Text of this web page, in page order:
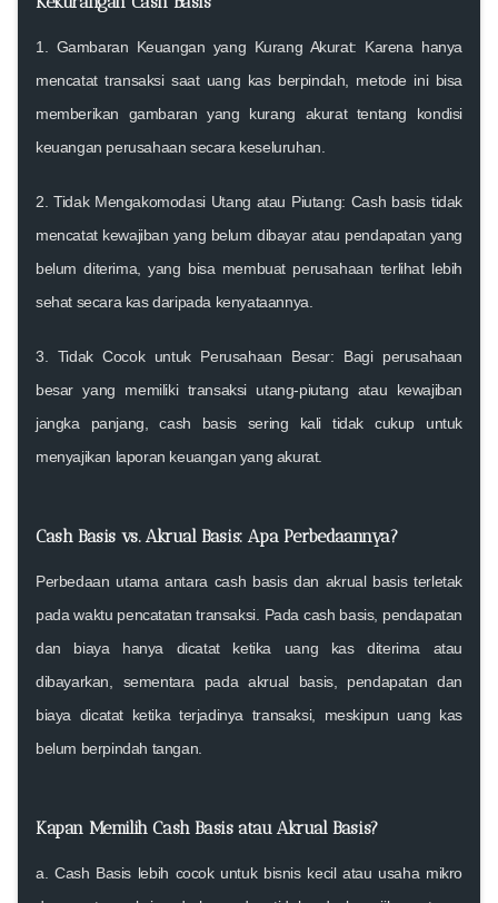
1. Gambaran Keuangan yang Kurang Akurat: Karena hanya
mencatat transaksi saat uang kas berpindah, metode ini bisa
memberikan gambaran yang kurang akurat tentang kondisi
keuangan perusahaan secara keseluruhan.
2.Tidak Mengakomodasi Utang atau Piutang: Cash basis tidak
mencatat kewajiban yang belum dibayar atau pendapatan yang
belum diterima, yang bisa membuat perusahaan terlihat lebih
sehat secara kas daripada kenyataannya.
3. Tidak Cocok untuk Perusahaan Besar: Bagi perusahaan
besar yang memiliki transaksi utang-piutang atau kewajiban
jangka panjang, cash basis sering kali tidak cukup untuk
menyajikan laporan keuangan yang akurat.
Cash Basis vs. Akrual Basis: Apa Perbedaannya?
Perbedaan utama antara cash basisdan akrual basisterletak
padawaktu pencatatan transaksi. Pada cash basis, pendapatan
dan biaya hanya dicatat ketika uang kas diterima atau
dibayarkan, sementara padaakrual basis, pendapatan dan
biaya dicatat ketika terjadinya transaksi, meskipun uang kas
belum berpindah tangan.
Kapan Memilih Cash Basis atau Akrual Basis?
a. Cash Basis lebih cocok untuk bisnis kecil atau usaha mikro